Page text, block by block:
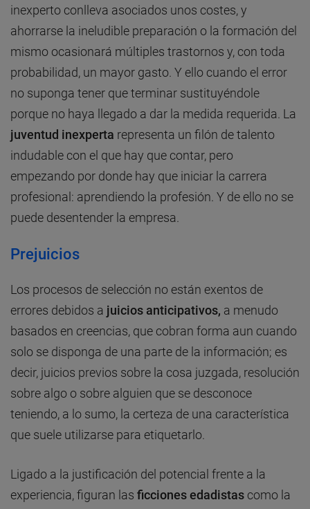
inexperto conlleva asociados unos costes, y
ahorrarse la ineludible preparación o la formación del
mismo ocasionará múltiples trastornos y, con toda
probabilidad, un mayor gasto. Y ello cuando el error
no suponga tener que terminar sustituyéndole
porque no haya llegado a dar la medida requerida. La
juventud inexperta representa un filón de talento
indudable con el que hay que contar, pero
empezando por donde hay que iniciar la carrera
profesional: aprendiendo la profesión. Y de ello no se
puede desentender la empresa.
Prejuicios
Los procesos de selección no están exentos de
errores debidos a juicios anticipativos, a menudo
basados en creencias, que cobran forma aun cuando
solo se disponga de una parte de la información; es
decir, juicios previos sobre la cosa juzgada, resolución
sobre algo o sobre alguien que se desconoce
teniendo, a lo sumo, la certeza de una característica
que suele utilizarse para etiquetarlo.
Ligado a la justificación del potencial frente a la
experiencia, figuran las ficciones edadistas como la